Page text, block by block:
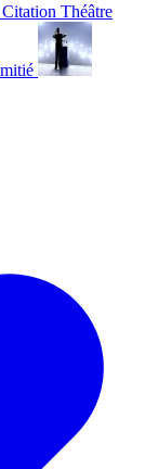
Citation Théâtre